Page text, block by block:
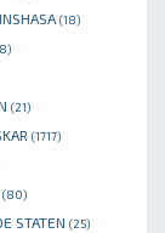
(18)
(21)
(1717)
(80)
STATEN (25)